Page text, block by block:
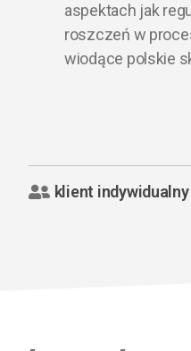
aspektach jak
roszczeń w
wiodące polskie
klient indywidualny